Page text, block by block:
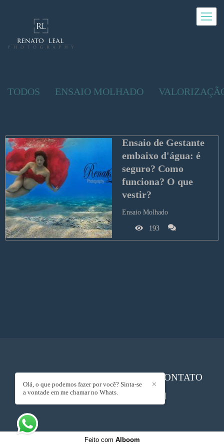
TODOS ENSAIO MOLHADO
Ensaio de Gestante
embaixo d'água: é
seguro? Como
funciona? O que
vestir?
Ensaio Molhado
193
CONTATO
✕
Olá, o que podemos fazer por você? Sinta-se
a vontade em me chamar no Whats.
Feito com Alboom